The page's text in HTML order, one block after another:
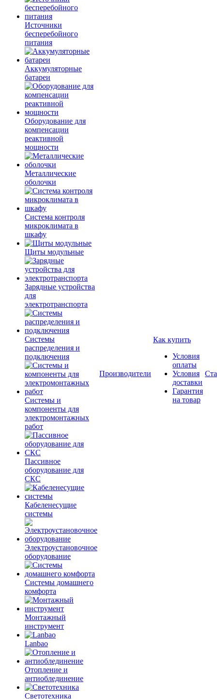
Источники
бесперебойного
питания
Аккумуляторные
батареи
Оборудование для
компенсации
реактивной
мощности
Металлические
оболочки
Система контроля
микроклимата в
шкафу
Щиты модульные
Зарядные устройства
для
электротранспорта
Системы
распределения и
подключения
Системы и
компоненты для
электромонтажных
работ
Пассивное
оборудование для
СКС
Кабеленесущие
системы
Электроустановочное
оборудование
Системы домашнего
комфорта
Монтажный
инструмент
Lanbao
Отопление и
антиоблединение
Светотехника
Производители
Как купить
Условия
оплаты
Условия
доставки
Гарантия
на товар